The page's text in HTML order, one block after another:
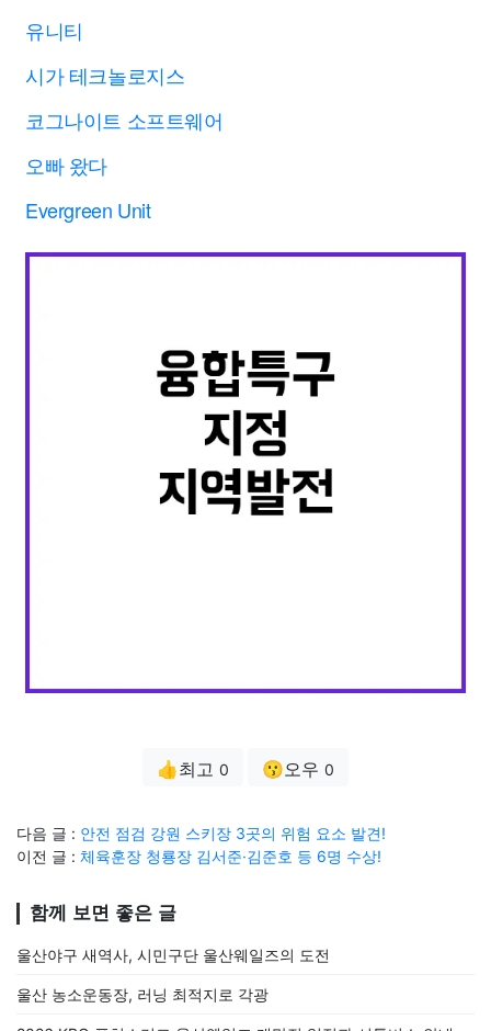
유니티
시가 테크놀로지스
코그나이트 소프트웨어
오빠 왔다
Evergreen Unit
👍최고 0 😗오우 0
다음 글 : 안전 점검 강원 스키장 3곳의 위험 요소 발견!
이전 글 : 체육훈장 청룡장 김서준·김준호 등 6명 수상!
함께 보면 좋은 글
울산야구 새역사, 시민구단 울산웨일즈의 도전
울산 농소운동장, 러닝 최적지로 각광